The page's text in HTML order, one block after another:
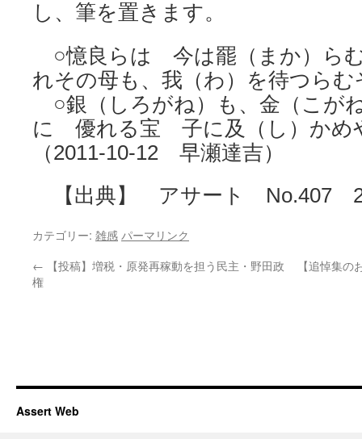
し、筆を置きます。
○憶良らは 今は罷（まか）
れその母も、我（わ）を待つらむ
○銀（しろがね）も、金（こが
に 優れる宝 子に及（し）かめ
（2011-10-12 早瀬達吉）
【出典】 アサート No.407
カテゴリー: 雑感 パーマリンク
← 【投稿】増税・原発再稼動を担う民主・野田政
権
【追悼集
Assert Web